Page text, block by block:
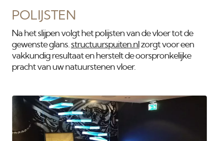
POLIJSTEN
Na het slijpen volgt het polijsten van de vloer tot de
gewenste glans. structuurspuiten.nl zorgt voor een
vakkundig resultaat en herstelt de oorspronkelijke
pracht van uw natuurstenen vloer.